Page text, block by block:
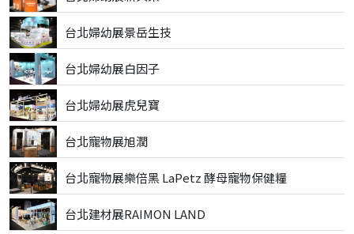
台北婦幼展景岳生技
台北婦幼展白因子
台北婦幼展虎兒寶
台北寵物展旭潤
台北寵物展樂倍黑 LaPetz 酵母寵物保健糧
台北建材展RAIMON LAND